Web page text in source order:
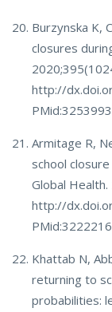
Burzynska K,
closures
http://
Armitage R,
school
Global
http://
Khattab N,
returning to
probabilities: